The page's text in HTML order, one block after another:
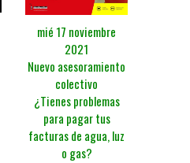
mié 17 noviembre
2021
Nuevo asesoramiento
colectivo
¿Tienes problemas
para pagar tus
facturas de agua, luz
o gas?